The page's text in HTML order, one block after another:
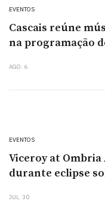
EVENTOS
Cascais reúne
na programação
AGO. 6
EVENTOS
Viceroy at
durante eclipse
JUL. 30